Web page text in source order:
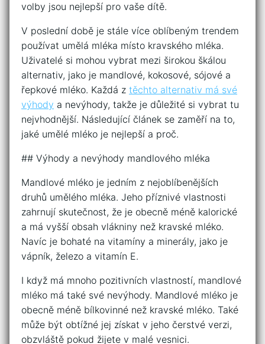
volby jsou nejlepší pro vaše dítě.
V poslední době je stále více oblíbeným trendem
používat umělá mléka místo kravského mléka.
Uživatelé si mohou vybrat mezi širokou škálou
alternativ, jako je mandlové, kokosové, sójové a
řepkové mléko. Každá z těchto alternativ má své
výhody a nevýhody, takže je důležité si vybrat tu
nejvhodnější. Následující článek se zaměří na to,
jaké umělé mléko je nejlepší a proč.
## Výhody a nevýhody mandlového mléka
Mandlové mléko je jedním z nejoblíbenějších
druhů umělého mléka. Jeho příznivé vlastnosti
zahrnují skutečnost, že je obecně méně kalorické
a má vyšší obsah vlákniny než kravské mléko.
Navíc je bohaté na vitamíny a minerály, jako je
vápník, železo a vitamín E.
I když má mnoho pozitivních vlastností, mandlové
mléko má také své nevýhody. Mandlové mléko je
obecně méně bílkovinné než kravské mléko. Také
může být obtížné jej získat v jeho čerstvé verzi,
obzvláště pokud žijete v malé vesnici.